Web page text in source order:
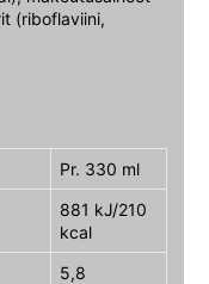
(riboflaviini,
Pr. 330 ml
881 kJ/210
kcal
5,8